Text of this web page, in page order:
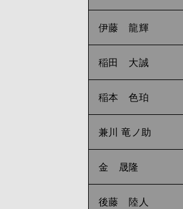
伊藤 龍輝
稲田 大誠
稲本 色珀
兼川 竜ノ助
金 晟隆
後藤 陸人